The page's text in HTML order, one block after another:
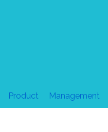
Product Management